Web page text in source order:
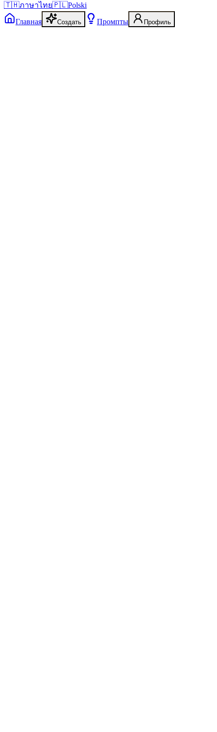
🇹🇭ภาษาไทย🇵🇱Polski
Главная
Создать Промпты Профиль